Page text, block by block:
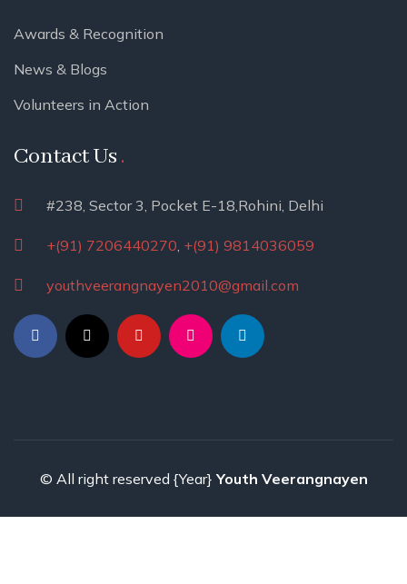
Awards & Recognition
News & Blogs
Volunteers in Action
Contact Us
#238, Sector 3, Pocket E-18,Rohini, Delhi
+(91) 7206440270 +(91) 9814036059
youthveerangnayen2010@gmail.com
© All right reserved {Year} Youth Veerangnayen